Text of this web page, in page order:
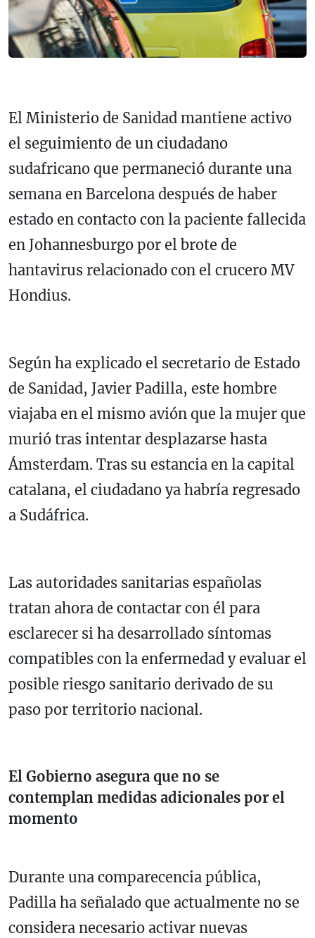
El Ministerio de Sanidad mantiene activo
el seguimiento de un ciudadano
sudafricano que permaneció durante una
semana en Barcelona después de haber
estado en contacto con la paciente fallecida
en Johannesburgo por el brote de
hantavirus relacionado con el crucero MV
Hondius.
Según ha explicado el secretario de Estado
de Sanidad, Javier Padilla, este hombre
viajaba en el mismo avión que la mujer que
murió tras intentar desplazarse hasta
Ámsterdam. Tras su estancia en la capital
catalana, el ciudadano ya habría regresado
a Sudáfrica.
Las autoridades sanitarias españolas
tratan ahora de contactar con él para
esclarecer si ha desarrollado síntomas
compatibles con la enfermedad y evaluar el
posible riesgo sanitario derivado de su
paso por territorio nacional.
El Gobierno asegura que no se
contemplan medidas adicionales por el
momento
Durante una comparecencia pública,
Padilla ha señalado que actualmente no se
considera necesario activar nuevas